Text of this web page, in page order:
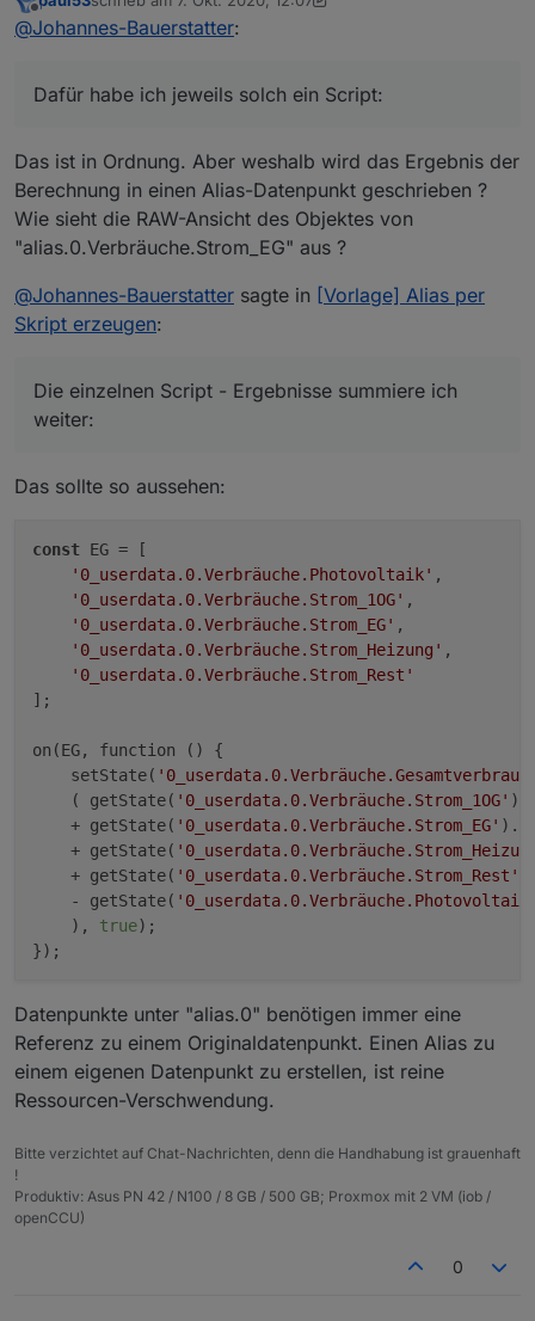
jeweils einen Gesamtverbrauch
(Strom_1OG, Strom_EG, ...).
const EG = [
'alias.0.Leistung.Strom
    ];
{
(
+
+
const EG = [
    'alias.0.Verbräuche.Strom_EG',
    ];
{
+
basteln aber alls Anfänger find ich es
übersichtlicher und einfacher einen
Fehler zu finden. Bin aber gerne offen
für schönere, einfachere Lösungen.
Offline zuletzt editiert von paul5310. Juli 2020, 14:25
@Johannes-Bauerstatter:
Dafür habe ich jeweils solch ein Script:
Das ist in Ordnung. Aber weshalb wird das Ergebnis der
Berechnung in einen Alias-Datenpunkt geschrieben ?
Wie sieht die RAW-Ansicht des Objektes von
"alias.0.Verbräuche.Strom_EG" aus ?
@Johannes-Bauerstatter sagte in [Vorlage] Alias per
Skript erzeugen:
Die einzelnen Script - Ergebnisse summiere ich
weiter:
Das sollte so aussehen:
const EG = [
'0_userdata.0.Verbräuche.Photovoltaik' ,
'0_userdata.0.Verbräuche.Strom_1OG' ,
'0_userdata.0.Verbräuche.Strom_EG' ,
'0_userdata.0.Verbräuche.Strom_Heizung' ,
'0_userdata.0.Verbräuche.Strom_Rest'
];
on(EG, function () {
    setState(
    ( getState(
'0_userdata.0.Verbräuche.Strom_1OG' ).
    + getState(
'0_userdata.0.Verbräuche.Strom_EG' ).
    + getState(
    + getState(
'0_userdata.0.Verbräuche.Strom_Rest'
    - getState(
    ),
true);
Datenpunkte unter "alias.0" benötigen immer eine
Referenz zu einem Originaldatenpunkt. Einen Alias zu
einem eigenen Datenpunkt zu erstellen, ist reine
Ressourcen-Verschwendung.
Bitte verzichtet auf Chat-Nachrichten, denn die Handhabung ist grauenhaft
!
Produktiv: Asus PN 42 / N100 / 8 GB / 500 GB; Proxmox mit 2 VM (iob /
openCCU)
0